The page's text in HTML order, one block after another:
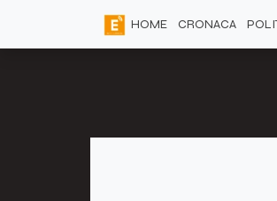
HOME CRONACA